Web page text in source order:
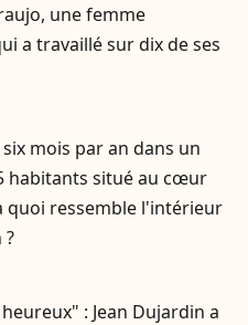
une femme
a travaillé sur dix de ses
six mois par an dans un
habitants situé au cœur
quoi ressemble l'intérieur
?
: Jean Dujardin a